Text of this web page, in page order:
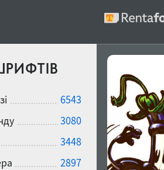
6543
3080
3448
2897